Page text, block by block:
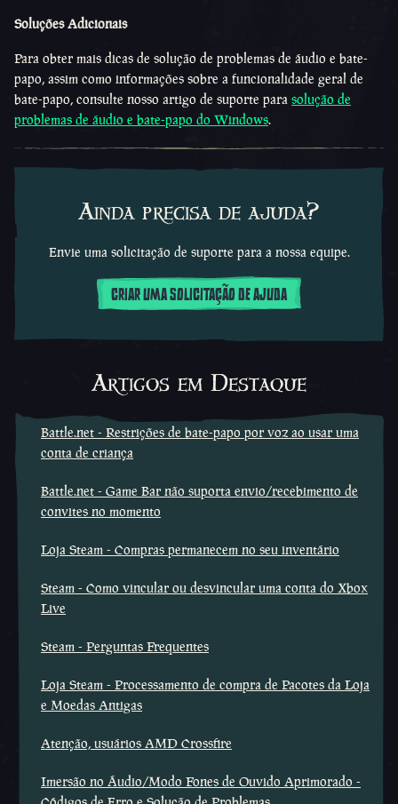
Soluções Adicionais
Para obter mais dicas de solução de problemas de áudio e bate-
papo, assim como informações sobre a funcionalidade geral de
bate-papo, consulte nosso artigo de suporte para solução de
problemas de áudio e bate-papo do Windows.
Ainda precisa de ajuda?
Envie uma solicitação de suporte para a nossa equipe.
CRIAR UMA SOLICITAÇÃO DE AJUDA
Artigos em Destaque
Battle.net - Restrições de bate-papo por voz ao usar uma
conta de criança
Battle.net - Game Bar não suporta envio/recebimento de
convites no momento
Loja Steam - Compras permanecem no seu inventário
Steam - Como vincular ou desvincular uma conta do Xbox
Live
Steam - Perguntas Frequentes
Loja Steam - Processamento de compra de Pacotes da Loja
e Moedas Antigas
Atenção, usuários AMD Crossfire
Imersão no Áudio/Modo Fones de Ouvido Aprimorado -